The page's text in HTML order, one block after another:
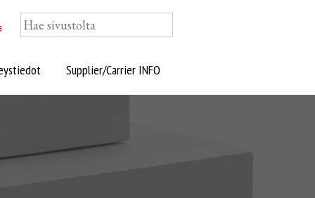
Supplier/Carrier INFO